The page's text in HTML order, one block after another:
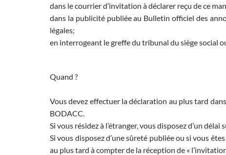
dans le courrier d’invitation à déclarer reçu de ce
dans la publicité publiée au Bulletin officiel des
légales;
en interrogeant le greffe du tribunal du siège social
Quand ?
Vous devez effectuer la déclaration au plus tard
BODACC.
Si vous résidez à l’étranger, vous disposez d’un
Si vous disposez d’une sûreté publiée ou si vous
au plus tard à compter de la réception de «